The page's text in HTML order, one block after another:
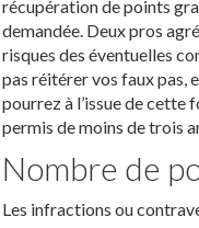
récupération de points
demandée. Deux pros
risques des éventuelles
pas réitérer vos faux pas,
pourrez à l’issue de cette
permis de moins de trois
Nombre de
Les infractions ou